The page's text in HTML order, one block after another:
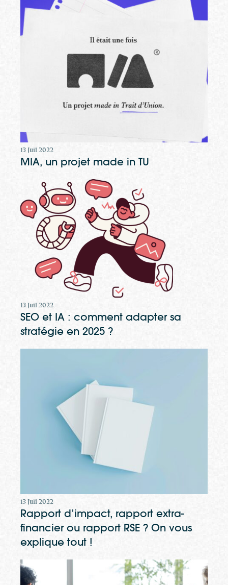
13 Juil 2022
MIA, un projet made in TU
13 Juil 2022
SEO et IA : comment adapter sa
stratégie en 2025 ?
13 Juil 2022
Rapport d’impact, rapport extra-
financier ou rapport RSE ? On vous
explique tout !